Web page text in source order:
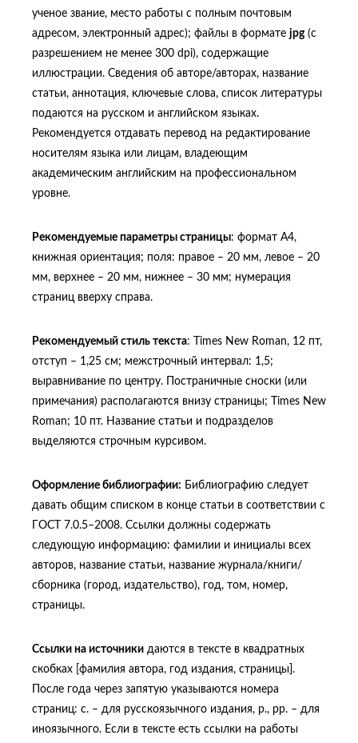
ученое звание, место работы с полным почтовым
адресом, электронный адрес); файлы в формате jpg(с
разрешением не менее 300 dpi), содержащие
иллюстрации. Сведения об авторе/авторах, название
статьи, аннотация, ключевые слова, список литературы
подаются на русском и английском языках.
Рекомендуется отдавать перевод на редактирование
носителям языка или лицам, владеющим
академическим английским на профессиональном
уровне.
Рекомендуемые параметры страницы: формат А4,
книжная ориентация; поля: правое – 20 мм, левое – 20
мм, верхнее – 20 мм, нижнее – 30 мм; нумерация
страниц вверху справа.
Рекомендуемый стиль текста: Times New Roman, 12 пт,
отступ – 1,25 см; межстрочный интервал: 1,5;
выравнивание по центру. Постраничные сноски (или
примечания) располагаются внизу страницы; Times New
Roman; 10 пт. Название статьи и подразделов
выделяются строчным курсивом.
Оформление библиографии: Библиографию следует
давать общим списком в конце статьи в соответствии с
ГОСТ 7.0.5–2008. Ссылки должны содержать
следующую информацию: фамилии и инициалы всех
авторов, название статьи, название журнала/книги/
сборника (город, издательство), год, том, номер,
страницы.
Ссылки на источники даются в тексте в квадратных
скобках [фамилия автора, год издания, страницы].
После года через запятую указываются номера
страниц: с. – для русскоязычного издания, p., pp. – для
иноязычного. Если в тексте есть ссылки на работы